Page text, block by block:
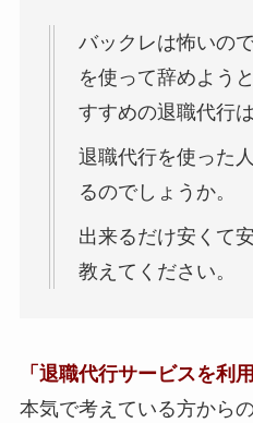
バックレは怖いの
を使って辞めよう
すすめの退職代行
退職代行を使った
るのでしょうか。
出来るだけ安くて
教えてください。
「退職代行サービスを利
本気で考えている方から